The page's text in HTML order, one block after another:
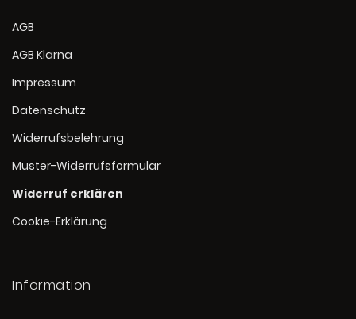
AGB
AGB Klarna
Impressum
Datenschutz
Widerrufsbelehrung
Muster-Widerrufsformular
Widerruf erklären
Cookie-Erklärung
Information